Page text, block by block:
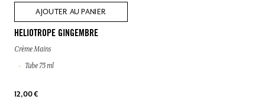
AJOUTER AU PANIER
HELIOTROPE GINGEMBRE
Crème Mains
Tube 75 ml
12,00 €